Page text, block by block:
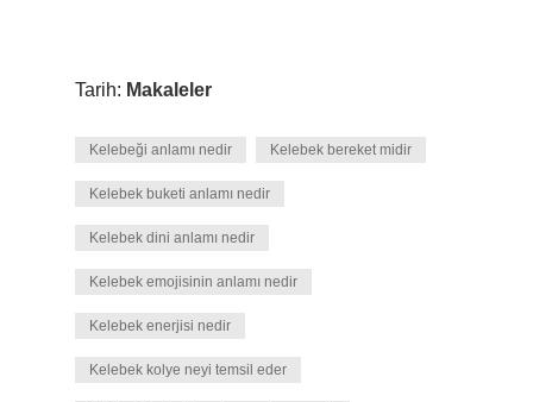
Tarih: Makaleler
Kelebeği anlamı nedir Kelebek bereket midir
Kelebek buketi anlamı nedir
Kelebek dini anlamı nedir
Kelebek emojisinin anlamı nedir
Kelebek enerjisi nedir
Kelebek kolye neyi temsil eder